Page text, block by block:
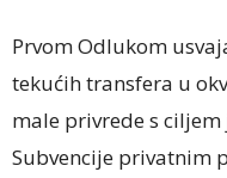
Prvom Odlukom
tekućih transfera u
male privrede s
Subvencije privatnim